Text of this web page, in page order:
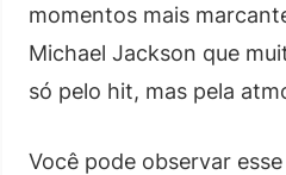
momentos mais
Michael Jackson que
só pelo hit, mas pela
Você pode observar